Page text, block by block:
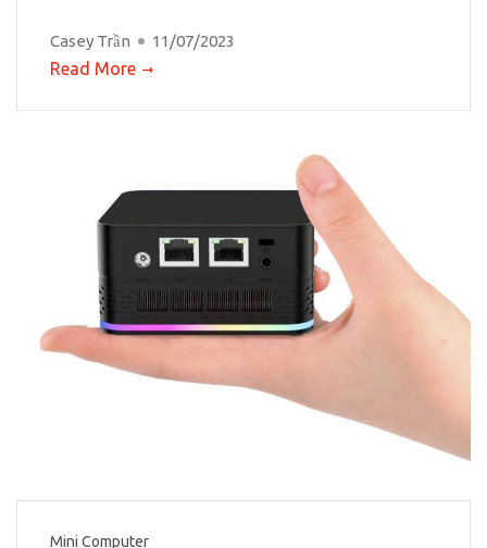
Casey Trần 11/07/2023
Read More
Mini Computer